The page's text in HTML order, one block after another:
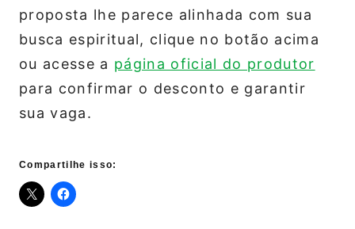
proposta lhe parece alinhada com sua
busca espiritual, clique no botão acima
ou acesse a página oficial do produtor
para confirmar o desconto e garantir
sua vaga.
Compartilhe isso: